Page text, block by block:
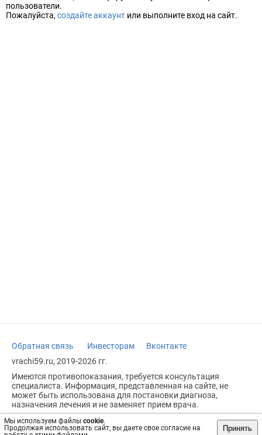
Мы используем файлы cookie.
Продолжая использовать сайт, вы даете свое согласие на
Принять
пользователи.
Пожалуйста, создайте аккаунт или выполните вход на сайт.
Обратная связь Инвесторам
Вконтакте
vrachi59.ru, 2019-2026 гг.
Имеются противопоказания, требуется консультация
специалиста. Информация, представленная на сайте, не
может быть использована для постановки диагноза,
назначения лечения и не заменяет прием врача.
Возрастное ограничение: 18+